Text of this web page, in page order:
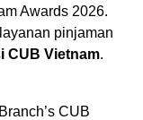
Awards 2026.
pinjaman
CUB Vietnam.
CUB